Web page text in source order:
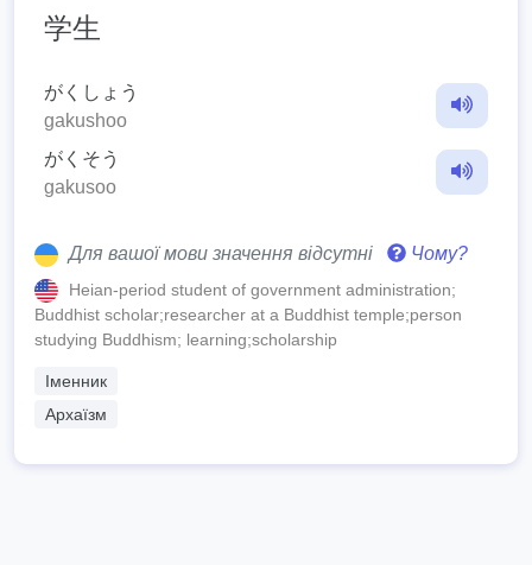
学生
がくしょう
gakushoo
がくそう
gakusoo
Для вашої мови значення відсутні Чому?
Heian-period student of government administration;
Buddhist scholar;researcher at a Buddhist temple;person
studying Buddhism; learning;scholarship
Іменник
Архаїзм